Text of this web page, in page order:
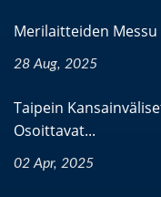
Merilaitteiden Messu
28 Aug, 2025
Taipein
Osoittavat...
02 Apr, 2025